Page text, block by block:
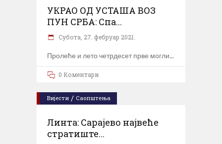
УКРАО ОД УСТАША ВОЗ
ПУН СРБА: Спа...
Субота, 27. фебруар 2021.
Пролеће и лето четрдесет прве могли
0 Коментари
Вијести / Саопштења
Линта: Сарајево највеће
стратиште...